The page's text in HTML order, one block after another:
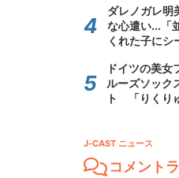
ダレノガレ明
な心遣い...「
くれた子にシ
ドイツの美女
ルーズソック
ト 「りくり
J-CAST ニュース
コメント